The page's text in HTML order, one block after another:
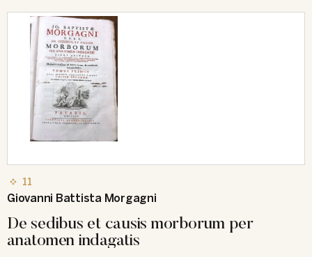
11
Giovanni Battista Morgagni
De sedibus et causis morborum per
anatomen indagatis